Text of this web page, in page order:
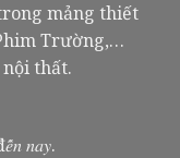
mảng thiết
Trường,…
thất.
𝑛𝑎𝑦.